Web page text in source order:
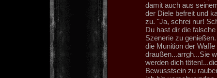
damit auch aus
der Diele befreit und
zu. "Ja, schrei nur!
Du hast dir die
Szenerie zu
die Munition der
draußen...arrgh...Sie
werden dich
Bewusstsein zu